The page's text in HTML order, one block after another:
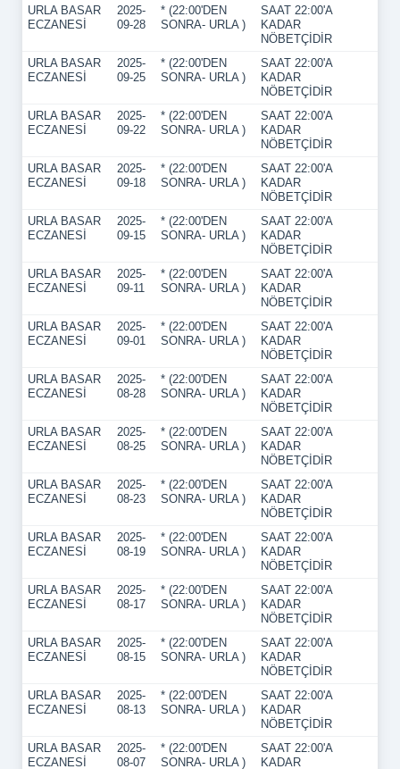
URLA BASAR
ECZANESİ
2025-
09-28
* (22:00'DEN
SONRA- URLA )
SAAT 22:00'A
KADAR
NÖBETÇİDİR
URLA BASAR
ECZANESİ
2025-
09-25
* (22:00'DEN
SONRA- URLA )
SAAT 22:00'A
KADAR
NÖBETÇİDİR
URLA BASAR
ECZANESİ
2025-
09-22
* (22:00'DEN
SONRA- URLA )
SAAT 22:00'A
KADAR
NÖBETÇİDİR
URLA BASAR
ECZANESİ
2025-
09-18
* (22:00'DEN
SONRA- URLA )
SAAT 22:00'A
KADAR
NÖBETÇİDİR
URLA BASAR
ECZANESİ
2025-
09-15
* (22:00'DEN
SONRA- URLA )
SAAT 22:00'A
KADAR
NÖBETÇİDİR
URLA BASAR
ECZANESİ
2025-
09-11
* (22:00'DEN
SONRA- URLA )
SAAT 22:00'A
KADAR
NÖBETÇİDİR
URLA BASAR
ECZANESİ
2025-
09-01
* (22:00'DEN
SONRA- URLA )
SAAT 22:00'A
KADAR
NÖBETÇİDİR
URLA BASAR
ECZANESİ
2025-
08-28
* (22:00'DEN
SONRA- URLA )
SAAT 22:00'A
KADAR
NÖBETÇİDİR
URLA BASAR
ECZANESİ
2025-
08-25
* (22:00'DEN
SONRA- URLA )
SAAT 22:00'A
KADAR
NÖBETÇİDİR
URLA BASAR
ECZANESİ
2025-
08-23
* (22:00'DEN
SONRA- URLA )
SAAT 22:00'A
KADAR
NÖBETÇİDİR
URLA BASAR
ECZANESİ
2025-
08-19
* (22:00'DEN
SONRA- URLA )
SAAT 22:00'A
KADAR
NÖBETÇİDİR
URLA BASAR
ECZANESİ
2025-
08-17
* (22:00'DEN
SONRA- URLA )
SAAT 22:00'A
KADAR
NÖBETÇİDİR
URLA BASAR
ECZANESİ
2025-
08-15
* (22:00'DEN
SONRA- URLA )
SAAT 22:00'A
KADAR
NÖBETÇİDİR
URLA BASAR
ECZANESİ
2025-
08-13
* (22:00'DEN
SONRA- URLA )
SAAT 22:00'A
KADAR
NÖBETÇİDİR
URLA BASAR
ECZANESİ
2025-
08-07
* (22:00'DEN
SONRA- URLA )
SAAT 22:00'A
KADAR